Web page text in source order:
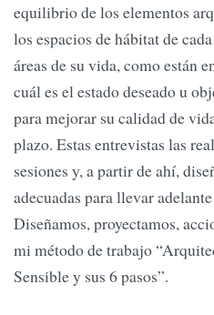
equilibrio de los elementos
los espacios de hábitat de
áreas de su vida, como están
cuál es el estado deseado u
para mejorar su calidad de
plazo. Estas entrevistas las
sesiones y, a partir de ahí,
adecuadas para llevar
Diseñamos, proyectamos,
mi método de trabajo
Sensible y sus 6 pasos”.